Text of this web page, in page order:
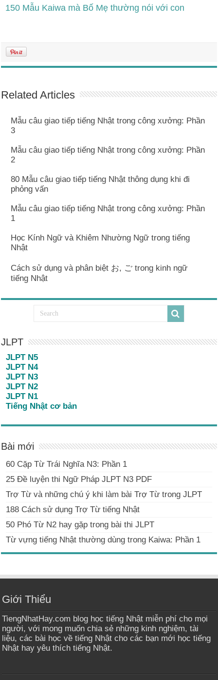
150 Mẫu Kaiwa mà Bố Mẹ thường nói với con
Related Articles
Mẫu câu giao tiếp tiếng Nhật trong công xưởng: Phần
3
Mẫu câu giao tiếp tiếng Nhật trong công xưởng: Phần
2
80 Mẫu câu giao tiếp tiếng Nhật thông dụng khi đi
phỏng vấn
Mẫu câu giao tiếp tiếng Nhật trong công xưởng: Phần
1
Học Kính Ngữ và Khiêm Nhường Ngữ trong tiếng
Nhật
Cách sử dụng và phân biệt お, ご trong kinh ngữ
tiếng Nhật
JLPT
JLPT N5
JLPT N4
JLPT N3
JLPT N2
JLPT N1
Tiếng Nhật cơ bản
Bài mới
60 Cặp Từ Trái Nghĩa N3: Phần 1
25 Đề luyện thi Ngữ Pháp JLPT N3 PDF
Trợ Từ và những chú ý khi làm bài Trợ Từ trong JLPT
188 Cách sử dụng Trợ Từ tiếng Nhật
50 Phó Từ N2 hay gặp trong bài thi JLPT
Từ vựng tiếng Nhật thường dùng trong Kaiwa: Phần 1
Giới Thiểu
TiengNhatHay.com blog học tiếng Nhật miễn phí cho mọi
người, với mong muốn chia sẻ những kinh nghiệm, tài
liệu, các bài học về tiếng Nhật cho các bạn mới học tiếng
Nhật hay yêu thích tiếng Nhật.